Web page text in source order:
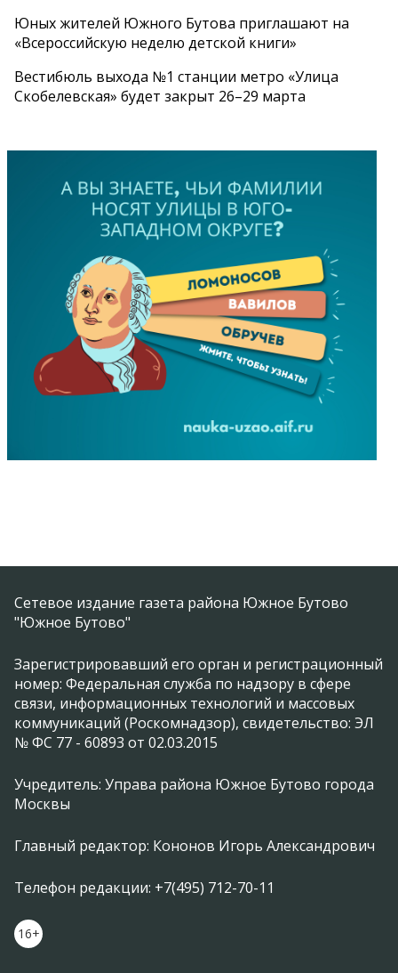
Юных жителей Южного Бутова приглашают на
«Всероссийскую неделю детской книги»
Вестибюль выхода №1 станции метро «Улица
Скобелевская» будет закрыт 26–29 марта
Сетевое издание газета района Южное Бутово
"Южное Бутово"
Зарегистрировавший его орган и регистрационный
номер: Федеральная служба по надзору в сфере
связи, информационных технологий и массовых
коммуникаций (Роскомнадзор), свидетельство: ЭЛ
№ ФС 77 - 60893 от 02.03.2015
Учредитель: Управа района Южное Бутово города
Москвы
Главный редактор: Кононов Игорь Александрович
Телефон редакции: +7(495) 712-70-11
16+